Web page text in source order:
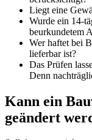
Liegt eine
Wurde ein 14-
beurkundetem
Wer haftet bei
lieferbar ist?
Das Prüfen
Denn
Kann ein
geändert